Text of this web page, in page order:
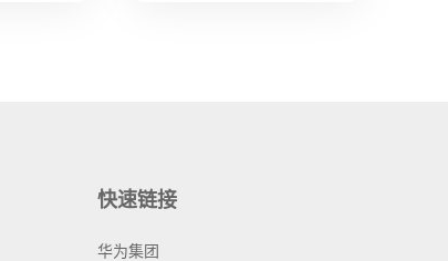
快速链接
华为集团